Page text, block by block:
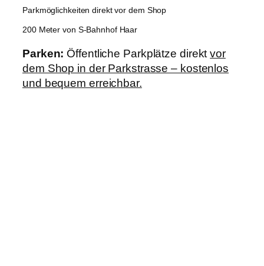
Parkmöglichkeiten direkt vor dem Shop
200 Meter von S-Bahnhof Haar
Parken: Öffentliche Parkplätze direktvor
dem Shop in der Parkstrasse – kostenlos
und bequem erreichbar.